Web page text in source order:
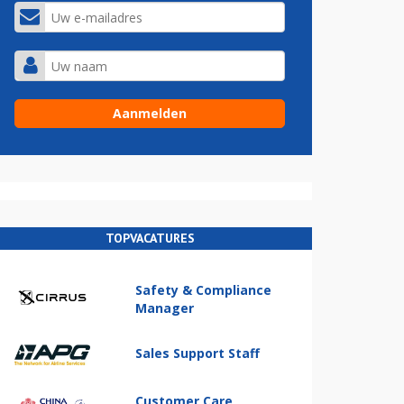
TOPVACATURES
Safety & Compliance
Manager
Sales Support Staff